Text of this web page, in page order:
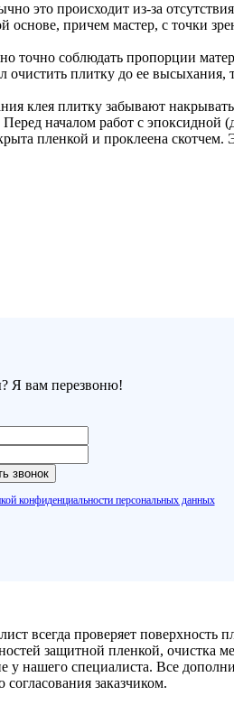
это происходит из-за
причем мастер, с точки
соблюдать пропорции
плитку до ее
клея плитку забывают
началом работ с эпоксидной
пленкой и проклеена
Я вам перезвоню!
звонок
конфиденциальности персональных данных
всегда проверяет поверхность
защитной пленкой, очистка
нашего специалиста. Все
заказчиком.